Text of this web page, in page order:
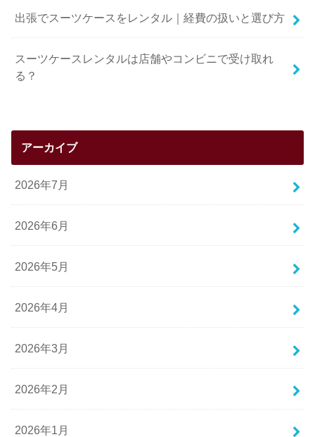
出張でスーツケースをレンタル｜経費の扱いと選び方
スーツケースレンタルは店舗やコンビニで受け取れ
る？
アーカイブ
2026年7月
2026年6月
2026年5月
2026年4月
2026年3月
2026年2月
2026年1月